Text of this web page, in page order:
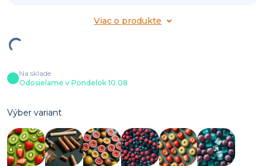
Viac o produkte
Na sklade
Odosielame v Pondelok 10.08
Výber variant